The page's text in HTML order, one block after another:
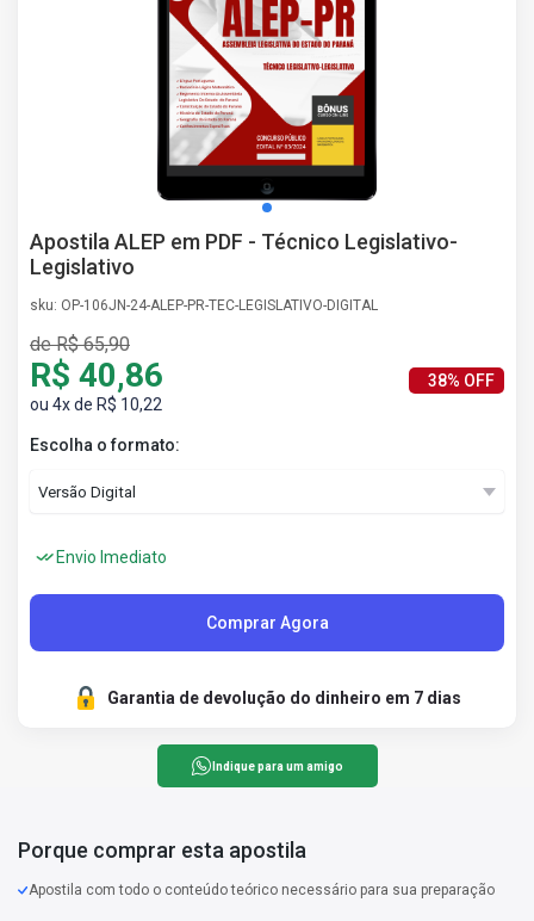
Apostila ALEP em PDF - Técnico Legislativo-
Legislativo
sku: OP-106JN-24-ALEP-PR-TEC-LEGISLATIVO-DIGITAL
de R$ 65,90
R$ 40,86
ou 4x de R$ 10,22
38% OFF
Escolha o formato:
Envio Imediato
Comprar Agora
Garantia de devolução do dinheiro em 7 dias
Indique para um amigo
Porque comprar esta apostila
Apostila com todo o conteúdo teórico necessário para sua preparação